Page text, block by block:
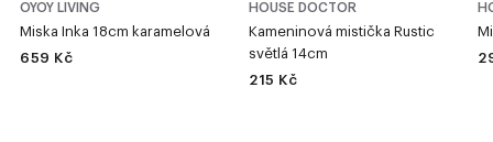
OYOY LIVING
Miska Inka 18cm karamelová
659 Kč
HOUSE DOCTOR
Kameninová mistička Rustic
světlá 14cm
215 Kč